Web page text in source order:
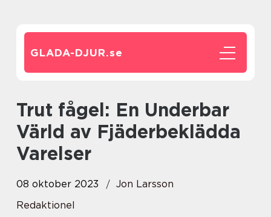
GLADA-DJUR.se
Trut fågel: En Underbar
Värld av Fjäderbeklädda
Varelser
08 oktober 2023
Jon Larsson
Redaktionel